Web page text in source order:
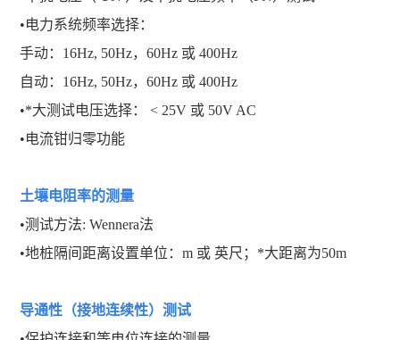
•电力系统频率选择：
手动：16Hz, 50Hz，60Hz 或 400Hz
自动：16Hz, 50Hz，60Hz 或 400Hz
•*大测试电压选择： < 25V 或 50V AC
•电流钳归零功能
土壤电阻率的测量
•测试方法: Wennera法
•地桩隔间距离设置单位：m 或 英尺；*大距离为50m
导通性（接地连续性）测试